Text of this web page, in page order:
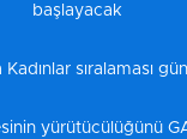
başlayacak
sıralaması
yürütücülüğünü